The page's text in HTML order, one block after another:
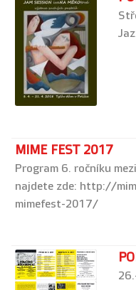
MIME FEST 2017
Program 6. ročníku
najdete zde: http://
mimefest-2017/